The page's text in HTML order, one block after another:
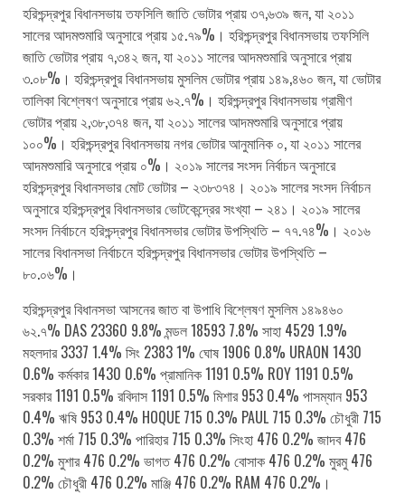
হরিশ্চন্দ্রপুর বিধানসভায় তফসিলি জাতি ভোটার প্রায় ৩৭,৬৩৯ জন, যা ২০১১
সালের আদমশুমারি অনুসারে প্রায় ১৫.৭৯%। হরিশ্চন্দ্রপুর বিধানসভায় তফসিলি
জাতি ভোটার প্রায় ৭,৩৪২ জন, যা ২০১১ সালের আদমশুমারি অনুসারে প্রায়
৩.০৮%। হরিশ্চন্দ্রপুর বিধানসভায় মুসলিম ভোটার প্রায় ১৪৯,৪৬০ জন, যা ভোটার
তালিকা বিশ্লেষণ অনুসারে প্রায় ৬২.৭%। হরিশ্চন্দ্রপুর বিধানসভায় গ্রামীণ
ভোটার প্রায় ২,৩৮,৩৭৪ জন, যা ২০১১ সালের আদমশুমারি অনুসারে প্রায়
১০০%। হরিশ্চন্দ্রপুর বিধানসভায় নগর ভোটার আনুমানিক ০, যা ২০১১ সালের
আদমশুমারি অনুসারে প্রায় ০%। ২০১৯ সালের সংসদ নির্বাচন অনুসারে
হরিশ্চন্দ্রপুর বিধানসভার মোট ভোটার – ২৩৮৩৭৪। ২০১৯ সালের সংসদ নির্বাচন
অনুসারে হরিশ্চন্দ্রপুর বিধানসভার ভোটকেন্দ্রের সংখ্যা – ২৪১। ২০১৯ সালের
সংসদ নির্বাচনে হরিশ্চন্দ্রপুর বিধানসভার ভোটার উপস্থিতি – ৭৭.৭৪%। ২০১৬
সালের বিধানসভা নির্বাচনে হরিশ্চন্দ্রপুর বিধানসভার ভোটার উপস্থিতি –
৮০.০৬%।
হরিশ্চন্দ্রপুর বিধানসভা আসনের জাত বা উপাধি বিশ্লেষণ মুসলিম ১৪৯৪৬০
৬২.৭% DAS 23360 9.8% মন্ডল 18593 7.8% সাহা 4529 1.9%
মহলদার 3337 1.4% সিং 2383 1% ঘোষ 1906 0.8% URAON 1430
0.6% কর্মকার 1430 0.6% প্রামানিক 1191 0.5% ROY 1191 0.5%
সরকার 1191 0.5% রবিদাস 1191 0.5% মিশার 953 0.4% পাসম্যান 953
0.4% ঋষি 953 0.4% HOQUE 715 0.3% PAUL 715 0.3% চৌধুরী 715
0.3% শর্মা 715 0.3% পারিহার 715 0.3% সিংহা 476 0.2% জাদব 476
0.2% মুশার 476 0.2% ভাগত 476 0.2% বোসাক 476 0.2% মুরমু 476
0.2% চৌধুরী 476 0.2% মাঞ্জি 476 0.2% RAM 476 0.2%।